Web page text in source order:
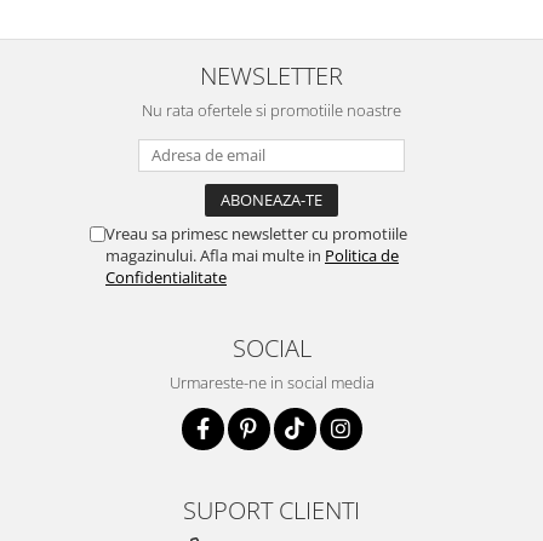
NEWSLETTER
Nu rata ofertele si promotiile noastre
Vreau sa primesc newsletter cu promotiile
magazinului. Afla mai multe in Politica de
Confidentialitate
SOCIAL
Urmareste-ne in social media
SUPORT CLIENTI